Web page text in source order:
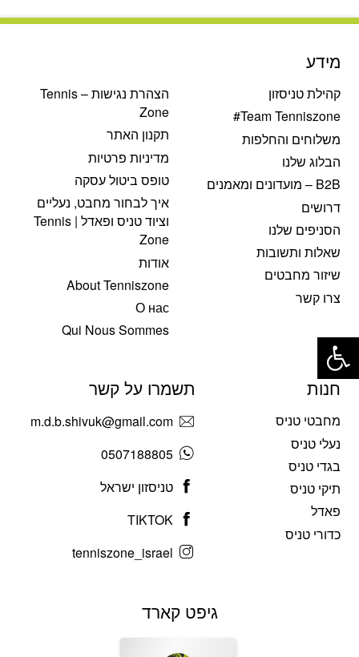
היה: הוא:
מידע
קהילת טניסזון
Team Tenniszone#
משלוחים והחלפות
הבלוג שלנו
B2B – מועדונים ומאמנים
דרושים
הסניפים שלנו
שאלות ותשובות
שיזור מחבטים
צרו קשר
הצהרת נגישות – Tennis
Zone
תקנון האתר
מדיניות פרטיות
טופס ביטול עסקה
איך לבחור מחבט, נעליים
וציוד טניס ופאדל | Tennis
Zone
אודות
About Tenniszone
О нас
Qui Nous Sommes
חנות
מחבטי טניס
נעלי טניס
בגדי טניס
תיקי טניס
פאדל
כדורי טניס
תשמרו על קשר
m.d.b.shivuk@gmail.com
0507188805
טניסזון ישראל
TIKTOK
tenniszone_israel
גיפט קארד
פתח סרגל נגישות